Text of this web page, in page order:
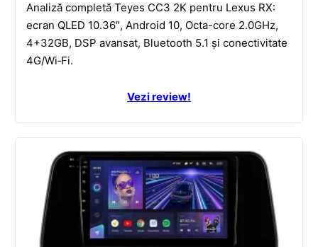
Analiză completă Teyes CC3 2K pentru Lexus RX:
ecran QLED 10.36″, Android 10, Octa-core 2.0GHz,
4+32GB, DSP avansat, Bluetooth 5.1 și conectivitate
4G/Wi‑Fi.
Vezi review!